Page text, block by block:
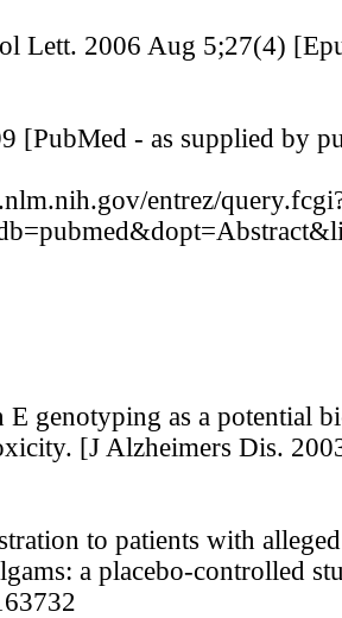
Lett. 2006 Aug 5;27(4)
[PubMed - as supplied by
entrez/
E genotyping as a potential
[J Alzheimers Dis.
to patients with
a placebo-controlled